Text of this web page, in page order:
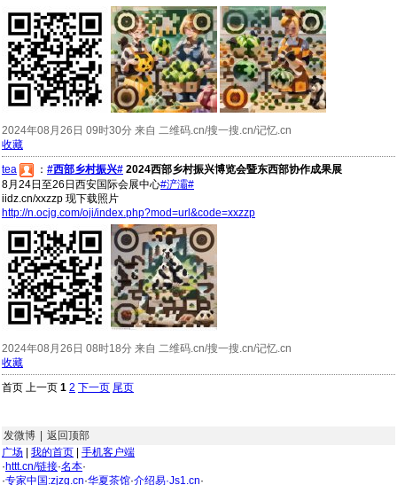
2024年08月26日 09时30分 来自 二维码.cn/搜一搜.cn/记忆.cn
收藏
tea
： #西部乡村振兴# 2024西部乡村振兴博览会暨东西部协作成果展
8月24日至26日西安国际会展中心#浐灞#
iidz.cn/xxzzp 现下载照片
http://n.ocjg.com/oji/index.php?mod=url&code=xxzzp
2024年08月26日 08时18分 来自 二维码.cn/搜一搜.cn/记忆.cn
收藏
首页 上一页 1 2 下一页 尾页
发微博 | 返回顶部
广场 | 我的首页 | 手机客户端
·httt.cn/链接·名本·
·专家中国:zjzg.cn·华夏茶馆·介绍易·Js1.cn·